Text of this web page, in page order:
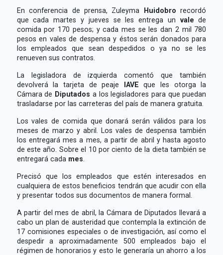
En conferencia de prensa, Zuleyma Huidobrorecordó
que cada martes y jueves se les entrega un valede
comida por 170 pesos; y cada mes se les dan 2 mil 780
pesos en vales de despensa y éstos serán donados para
los empleados que sean despedidos o ya no se les
renueven sus contratos.
La legisladora de izquierda comentó que también
devolverá la tarjeta de peaje IAVEque les otorga la
Cámara de Diputados a los legisladores para que puedan
trasladarse por las carreteras del país de manera gratuita.
Los vales de comida que donará serán válidos para los
meses de marzo y abril. Los vales de despensa también
los entregará mes a mes, a partir de abril y hasta agosto
de este año. Sobre el 10 por ciento de la dieta también se
entregará cada mes
Precisó que los empleados que estén interesados en
cualquiera de estos beneficios tendrán que acudir con ella
y presentar todos sus documentos de manera formal.
A partir del mes de abril, la Cámara de Diputados llevará a
cabo un plan de austeridad que contempla la extinción de
17 comisiones especiales o de investigación, así como el
despedir a aproximadamente 500 empleados bajo el
régimen de honorarios y esto le generaría un ahorro a los